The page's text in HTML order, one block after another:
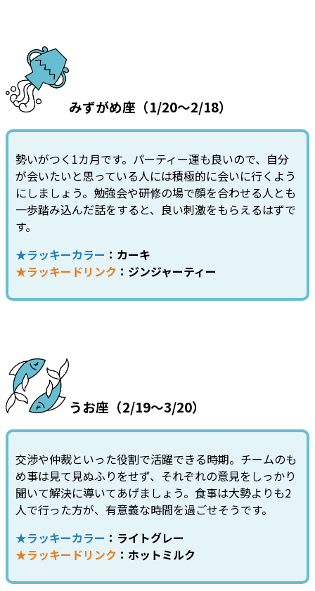
みずがめ座（1/20～2/18）
勢いがつく1カ月です。パーティー運も良いので、自分
が会いたいと思っている人には積極的に会いに行くよう
にしましょう。勉強会や研修の場で顔を合わせる人とも
一歩踏み込んだ話をすると、良い刺激をもらえるはずで
す。
★ラッキーカラー ：カーキ
★ラッキードリンク ：ジンジャーティー
うお座（2/19～3/20）
交渉や仲裁といった役割で活躍できる時期。チームのも
め事は見て見ぬふりをせず、それぞれの意見をしっかり
聞いて解決に導いてあげましょう。食事は大勢よりも2
人で行った方が、有意義な時間を過ごせそうです。
★ラッキーカラー ：ライトグレー
★ラッキードリンク ：ホットミルク